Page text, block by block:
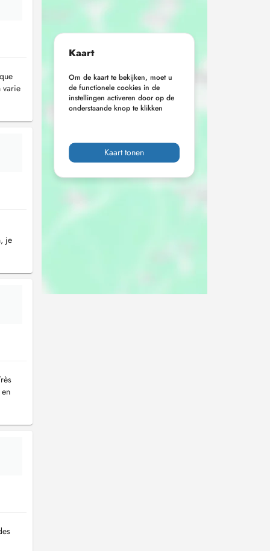
varie
je
Kaart
Om de kaart te bekijken, moet u
de functionele cookies in de
instellingen activeren door op de
onderstaande knop te klikken
Kaart tonen